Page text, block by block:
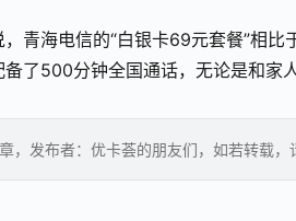
，青海电信的“白银卡69元套餐”相
备了500分钟全国通话，无论是和家
，发布者：优卡荟的朋友们，如若转载，